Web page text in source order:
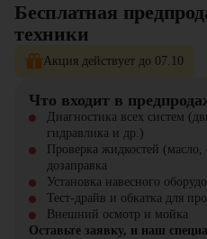
Экскаватор Zoomlion ZE360E
выполнении широкого спектра
обеспечивая высокую
Бесплатная
техники
Акция действует до 07.10
Что входит в
Диагностика всех систем
гидравлика и др.)
Проверка жидкостей
дозаправка
Установка навесного
Тест-драйв и обкатка для
Внешний осмотр и мойка
Оставьте заявку, и наш